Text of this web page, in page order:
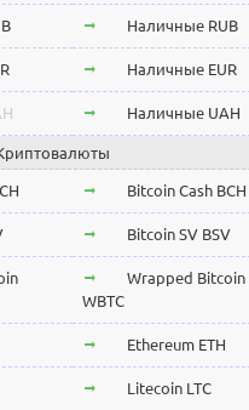
Наличные RUB
Наличные EUR
Наличные UAH
Bitcoin Cash BCH
Bitcoin SV BSV
Wrapped Bitcoin
WBTC
Ethereum ETH
Litecoin LTC